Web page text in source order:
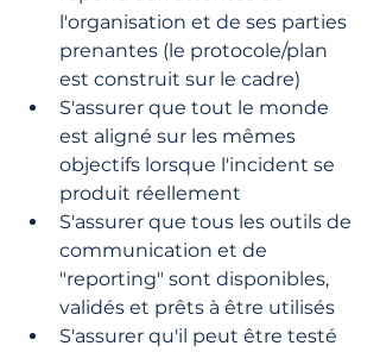
l'organisation et de ses parties
prenantes (le protocole/plan
est construit sur le cadre)
S'assurer que tout le monde
est aligné sur les mêmes
objectifs lorsque l'incident se
produit réellement
S'assurer que tous les outils de
communication et de
"reporting" sont disponibles,
validés et prêts à être utilisés
S'assurer qu'il peut être testé